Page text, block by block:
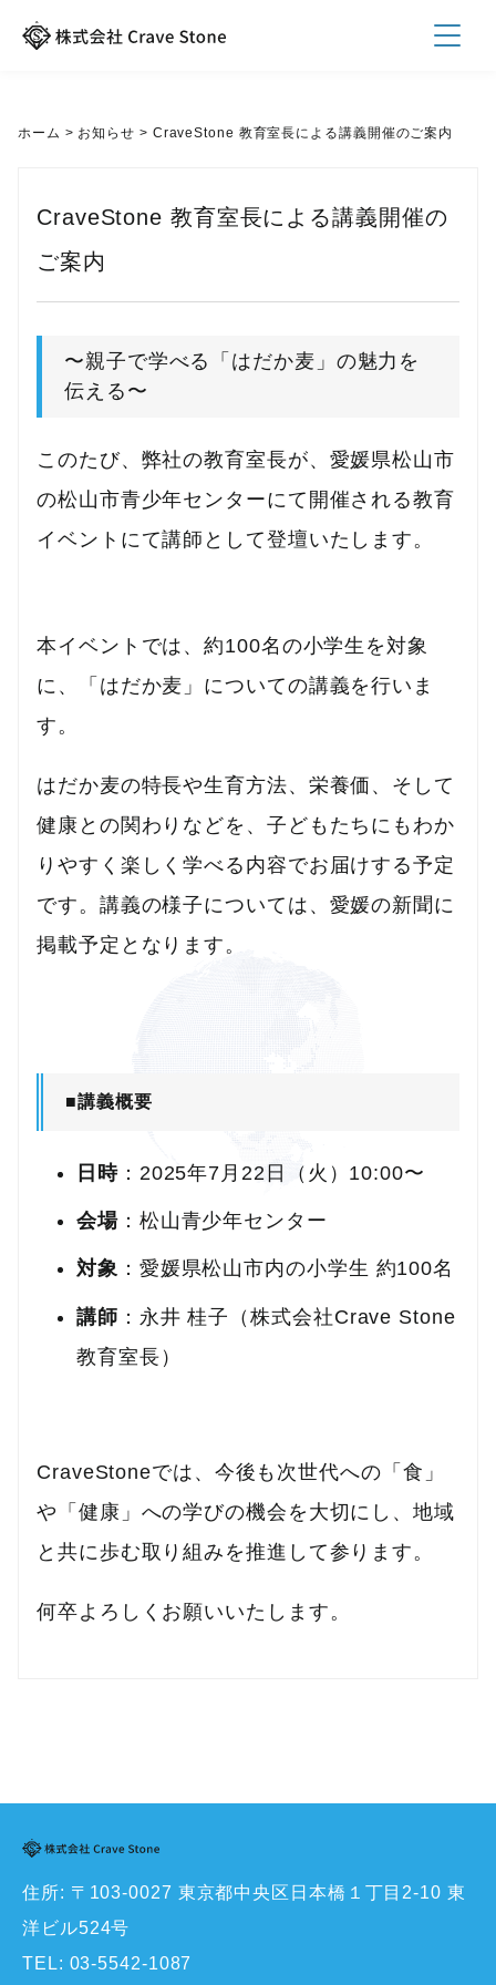
ホーム > お知らせ > CraveStone 教育室長による講義開催のご案内
CraveStone 教育室長による講義開催の
ご案内
〜親子で学べる「はだか麦」の魅力を
伝える〜
このたび、弊社の教育室長が、愛媛県松山市
の松山市青少年センターにて開催される教育
イベントにて講師として登壇いたします。
本イベントでは、約100名の小学生を対象
に、「はだか麦」についての講義を行いま
す。
はだか麦の特長や生育方法、栄養価、そして
健康との関わりなどを、子どもたちにもわか
りやすく楽しく学べる内容でお届けする予定
です。講義の様子については、愛媛の新聞に
掲載予定となります。
■講義概要
日時：2025年7月22日（火）10:00〜
会場：松山青少年センター
対象 ：愛媛県松山市内の小学生 約100名
講師 ：永井 桂子（株式会社Crave Stone
教育室長）
CraveStoneでは、今後も次世代への「食」
や「健康」への学びの機会を大切にし、地域
と共に歩む取り組みを推進して参ります。
何卒よろしくお願いいたします。
住所: 〒103-0027 東京都中央区日本橋１丁目2-10 東
洋ビル524号
TEL: 03-5542-1087